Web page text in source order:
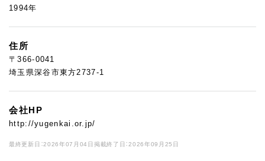
1994年
住所
〒366-0041
埼玉県深谷市東方2737-1
会社HP
http://yugenkai.or.jp/
最終更新日：2026年07月04日 掲載終了日：2026年09月25日